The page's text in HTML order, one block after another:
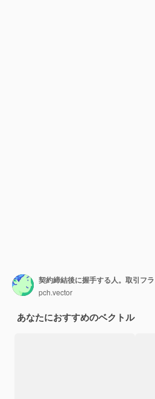
pch.vector
あなたにおすすめのベクトル